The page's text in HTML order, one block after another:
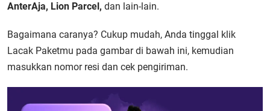
AnterAja, Lion Parcel, dan lain-lain.
Bagaimana caranya? Cukup mudah, Anda tinggal klik
Lacak Paketmu pada gambar di bawah ini, kemudian
masukkan nomor resi dan cek pengiriman.